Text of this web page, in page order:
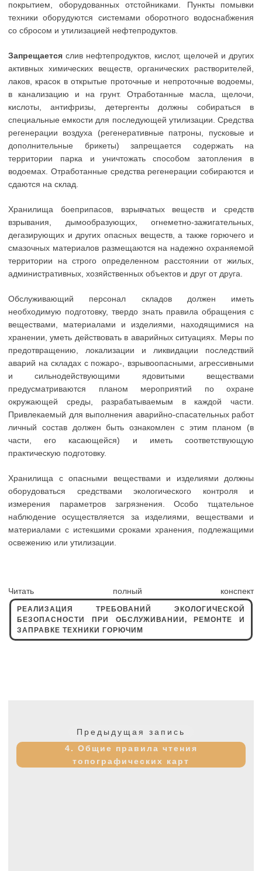
покрытием, оборудованных отстойниками. Пункты помывки
техники оборудуются системами оборотного водоснабжения
со сбросом и утилизацией нефтепродуктов.
Запрещается слив нефтепродуктов, кислот, щелочей и других
активных химических веществ, органических растворителей,
лаков, красок в открытые проточные и непроточные водоемы,
в канализацию и на грунт. Отработанные масла, щелочи,
кислоты, антифризы, детергенты должны собираться в
специальные емкости для последующей утилизации. Средства
регенерации воздуха (регенеративные патроны, пусковые и
дополнительные брикеты) запрещается содержать на
территории парка и уничтожать способом затопления в
водоемах. Отработанные средства регенерации собираются и
сдаются на склад.
Хранилища боеприпасов, взрывчатых веществ и средств
взрывания, дымообразующих, огнеметно-зажигательных,
дегазирующих и других опасных веществ, а также горючего и
смазочных материалов размещаются на надежно охраняемой
территории на строго определенном расстоянии от жилых,
административных, хозяйственных объектов и друг от друга.
Обслуживающий персонал складов должен иметь
необходимую подготовку, твердо знать правила обращения с
веществами, материалами и изделиями, находящимися на
хранении, уметь действовать в аварийных ситуациях. Меры по
предотвращению, локализации и ликвидации последствий
аварий на складах с пожаро-, взрывоопасными, агрессивными
и сильнодействующими ядовитыми веществами
предусматриваются планом мероприятий по охране
окружающей среды, разрабатываемым в каждой части.
Привлекаемый для выполнения аварийно-спасательных работ
личный состав должен быть ознакомлен с этим планом (в
части, его касающейся) и иметь соответствующую
практическую подготовку.
Хранилища с опасными веществами и изделиями должны
оборудоваться средствами экологического контроля и
измерения параметров загрязнения. Особо тщательное
наблюдение осуществляется за изделиями, веществами и
материалами с истекшими сроками хранения, подлежащими
освежению или утилизации.
Читать полный конспект
РЕАЛИЗАЦИЯ ТРЕБОВАНИЙ ЭКОЛОГИЧЕСКОЙ
БЕЗОПАСНОСТИ ПРИ ОБСЛУЖИВАНИИ, РЕМОНТЕ И
ЗАПРАВКЕ ТЕХНИКИ ГОРЮЧИМ
Предыдущая запись
запись:
4. Общие правила чтения
топографических карт